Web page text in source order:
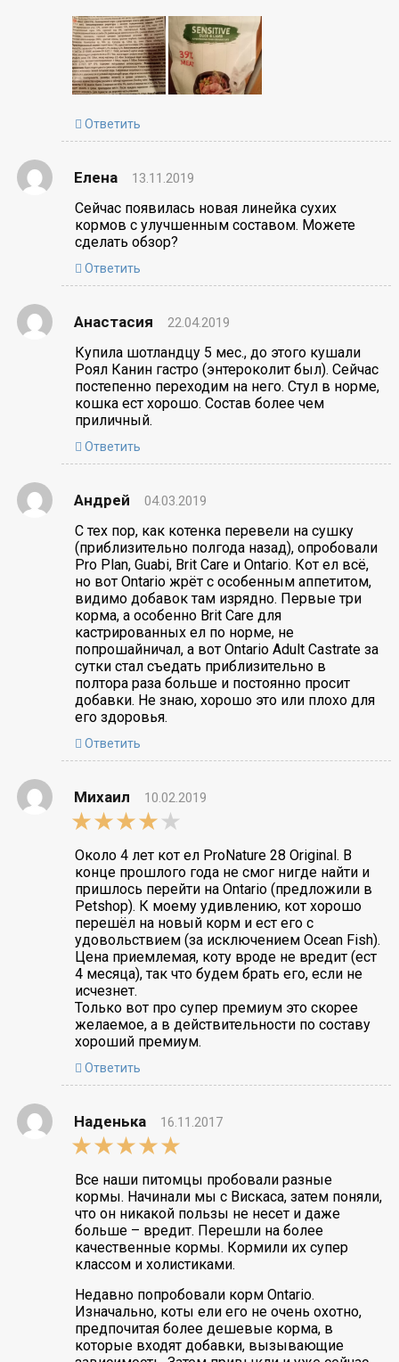
Ответить
Елена 13.11.2019
Сейчас появилась новая линейка сухих
кормов с улучшенным составом. Можете
сделать обзор?
Ответить
Анастасия 22.04.2019
Купила шотландцу 5 мес., до этого кушали
Роял Канин гастро (энтероколит был). Сейчас
постепенно переходим на него. Стул в норме,
кошка ест хорошо. Состав более чем
приличный.
Ответить
Андрей 04.03.2019
С тех пор, как котенка перевели на сушку
(приблизительно полгода назад), опробовали
Pro Plan, Guabi, Brit Care и Ontario. Кот ел всё,
но вот Ontario жрёт с особенным аппетитом,
видимо добавок там изрядно. Первые три
корма, а особенно Brit Care для
кастрированных ел по норме, не
попрошайничал, а вот Ontario Adult Castrate за
сутки стал съедать приблизительно в
полтора раза больше и постоянно просит
добавки. Не знаю, хорошо это или плохо для
его здоровья.
Ответить
Михаил
10.02.2019
4,0
rating
Около 4 лет кот ел ProNature 28 Original. В
конце прошлого года не смог нигде найти и
пришлось перейти на Ontario (предложили в
Petshop). К моему удивлению, кот хорошо
перешёл на новый корм и ест его с
удовольствием (за исключением Ocean Fish).
Цена приемлемая, коту вроде не вредит (ест
4 месяца), так что будем брать его, если не
исчезнет.
Только вот про супер премиум это скорее
желаемое, а в действительности по составу
хороший премиум.
Ответить
Наденька
16.11.2017
5,0
rating
Все наши питомцы пробовали разные
кормы. Начинали мы с Вискаса, затем поняли,
что он никакой пользы не несет и даже
больше – вредит. Перешли на более
качественные кормы. Кормили их супер
классом и холистиками.
Недавно попробовали корм Ontario.
Изначально, коты ели его не очень охотно,
предпочитая более дешевые корма, в
которые входят добавки, вызывающие